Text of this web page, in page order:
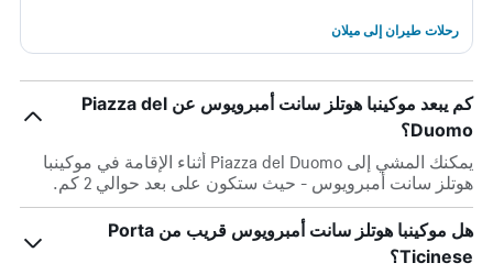
رحلات طيران إلى ميلان
كم يبعد موكينبا هوتلز سانت أمبرويوس عن Piazza del
Duomo؟
يمكنك المشي إلى Piazza del Duomo أثناء الإقامة في موكينبا
هوتلز سانت أمبرويوس - حيث ستكون على بعد حوالي 2 كم.
هل موكينبا هوتلز سانت أمبرويوس قريب من Porta
Ticinese؟